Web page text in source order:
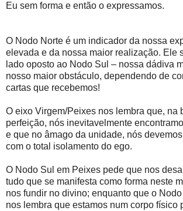
Eu sem forma e então o expressamos.
O Nodo Norte é um indicador da nossa
elevada e da nossa maior realização. Ele
lado oposto ao Nodo Sul – nossa dádiva
nosso maior obstáculo, dependendo de
cartas que recebemos!
O eixo Virgem/Peixes nos lembra que, na
perfeição, nós inevitavelmente
e que no âmago da unidade, nós
com o total isolamento do ego.
O Nodo Sul em Peixes pede que nos
tudo que se manifesta como forma neste
nos fundir no divino; enquanto que o
nos lembra que estamos num corpo físico